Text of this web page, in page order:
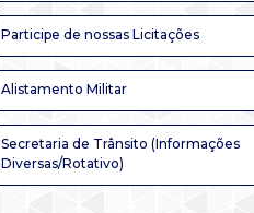
Participe de nossas Licitações
Alistamento Militar
Secretaria de Trânsito (Informações
Diversas/Rotativo)